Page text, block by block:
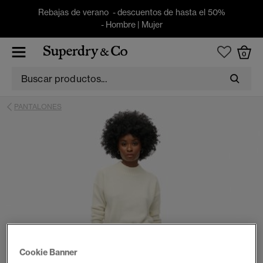
Rebajas de verano - descuentos de hasta el 50%
- Hombre| Mujer
0
PANTALONES
Cookie Banner